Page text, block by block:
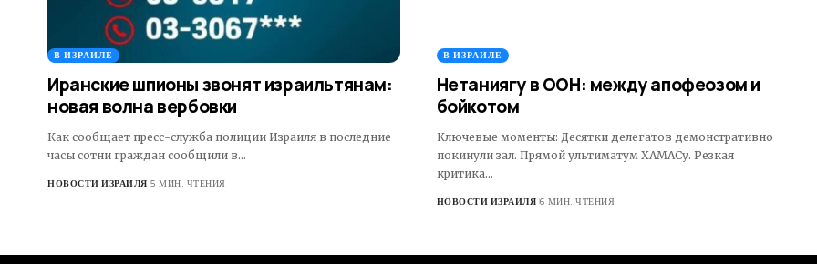
В ИЗРАИЛЕ
Иранские шпионы звонят израильтянам:
новая волна вербовки
Как сообщает пресс-служба полиции Израиля в последние
часы сотни граждан сообщили в…
НОВОСТИ ИЗРАИЛЯ 5 МИН. ЧТЕНИЯ
В ИЗРАИЛЕ
Нетаниягу в ООН: между апофеозом и
бойкотом
Ключевые моменты: Десятки делегатов демонстративно
покинули зал. Прямой ультиматум ХАМАСу. Резкая
критика…
НОВОСТИ ИЗРАИЛЯ 6 МИН. ЧТЕНИЯ